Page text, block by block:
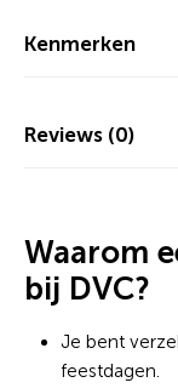
Kenmerken
Reviews (0)
Waarom
bij DVC?
Je bent
feestdagen.